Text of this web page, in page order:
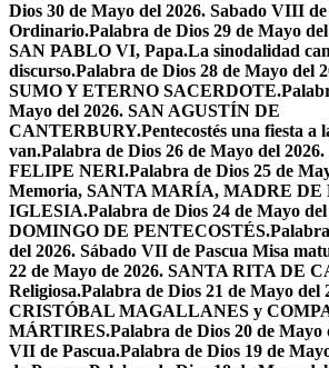
Dios 30 de Mayo del 2026. Sabado VIII
Ordinario.Palabra de Dios 29 de Mayo
SAN PABLO VI, Papa.La sinodalidad
discurso.Palabra de Dios 28 de Mayo del
SUMO Y ETERNO SACERDOTE.
Mayo del 2026. SAN AGUSTÍN DE
CANTERBURY.Pentecostés una fiesta a
van.Palabra de Dios 26 de Mayo del
FELIPE NERI.Palabra de Dios 25 de
Memoria, SANTA MARÍA, MADRE DE
IGLESIA.Palabra de Dios 24 de Mayo
DOMINGO DE PENTECOSTÉS.
del 2026. Sábado VII de Pascua Misa
22 de Mayo de 2026. SANTA RITA DE
Religiosa.Palabra de Dios 21 de Mayo del
CRISTÓBAL MAGALLANES y
MÁRTIRES.Palabra de Dios 20 de Mayo
VII de Pascua.Palabra de Dios 19 de